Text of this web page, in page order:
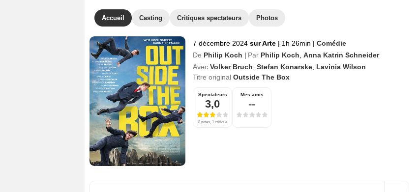
Accueil Casting Critiques spectateurs Photos
7 décembre 2024 sur Arte | 1h 26min | Comédie
De Philip Koch Par Philip Koch Anna Katrin Schneider
Avec Volker Bruch Stefan Konarske Lavinia Wilson
Titre original Outside The Box
Spectateurs
3,0
8 notes, 1 critique
Mes amis
--